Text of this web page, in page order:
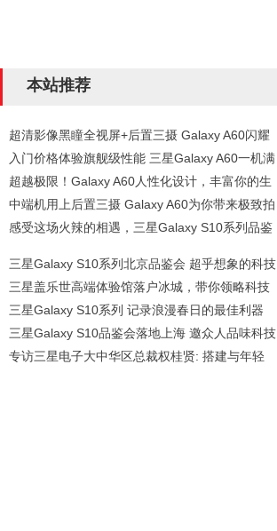
本站推荐
超清影像黑瞳全视屏+后置三摄 Galaxy A60闪耀
入门价格体验旗舰级性能 三星Galaxy A60一机满
超越极限！Galaxy A60人性化设计，丰富你的生
中端机用上后置三摄 Galaxy A60为你带来极致拍
感受这场火辣的相遇，三星Galaxy S10系列品鉴
三星Galaxy S10系列北京品鉴会 超乎想象的科技
三星盖乐世高端体验馆落户冰城，带你领略科技
三星Galaxy S10系列 记录浪漫春日的最佳利器
三星Galaxy S10品鉴会落地上海 邀众人品味科技
专访三星电子大中华区总裁权桂贤: 搭建与年轻